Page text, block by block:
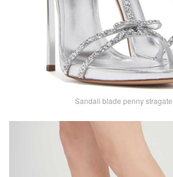
Sandali blade penny